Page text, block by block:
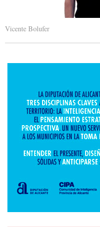
Vicente Bolufer